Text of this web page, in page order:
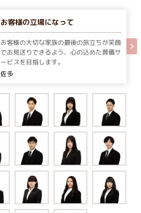
お客様の立場になって
お客様の大切な家族の最後の旅立ちが笑顔
でお見送りできるよう、心の込めた葬儀サ
ービスを目指します。
佐多